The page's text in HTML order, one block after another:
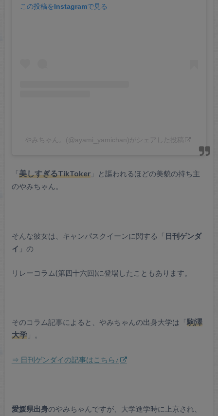
この投稿をInstagramで見る
やみちゃん。(@ayami_yamichan)がシェアした投稿
「美しすぎるTikToker」と謳われるほどの美貌の持ち主
のやみちゃん。
そんな彼女は、キャンパスクイーンに関する「 日刊ゲンダ
イ 」の
リレーコラム(第四十六回)に登場したこともあります。
そのコラム記事によると、やみちゃんの出身大学は「駒澤
大学」。
⇒ 日刊ゲンダイの記事はこちら♪
愛媛県出身のやみちゃんですが、大学進学時に上京され、